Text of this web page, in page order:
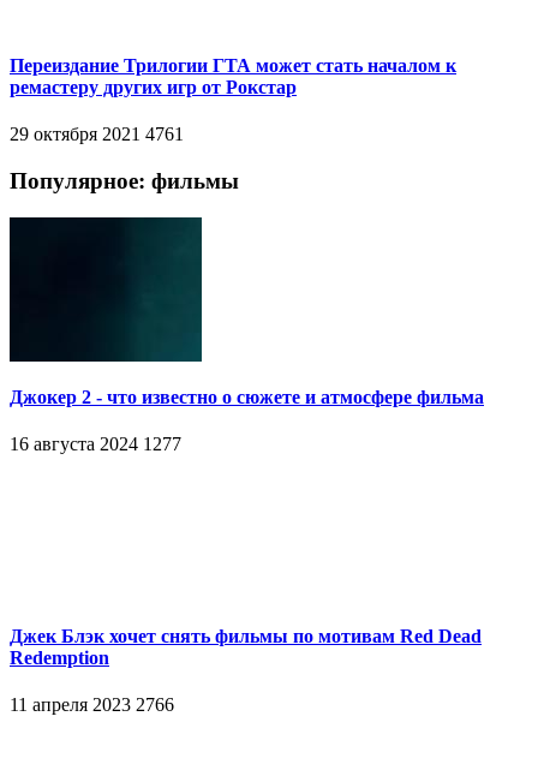
Переиздание Трилогии ГТА может стать началом к
ремастеру других игр от Рокстар
29 октября 2021 4761
Популярное: фильмы
Джокер 2 - что известно о сюжете и атмосфере фильма
16 августа 2024 1277
Джек Блэк хочет снять фильмы по мотивам Red Dead
Redemption
11 апреля 2023 2766